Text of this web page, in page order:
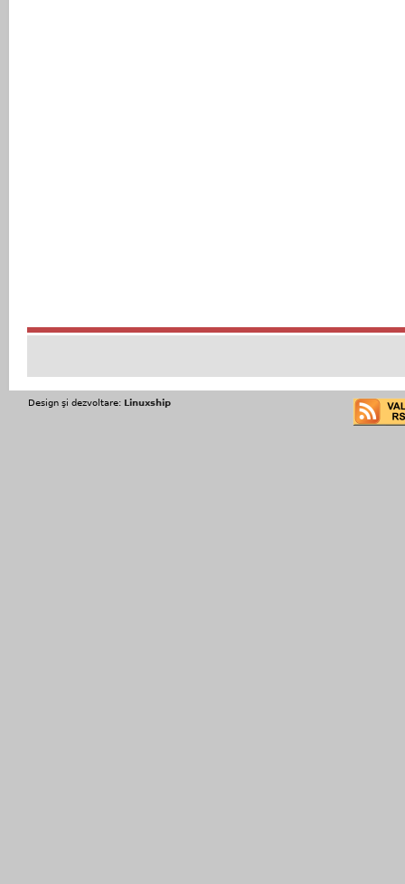
Design şi dezvoltare: Linuxship